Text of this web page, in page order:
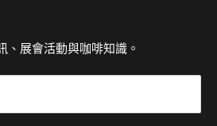
農安街 164 號 3 樓
區農安街 227-1 號 1 樓
- 18:00
、展會活動與咖啡知識。